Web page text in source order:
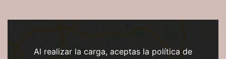
Al realizar la carga, aceptas la política de